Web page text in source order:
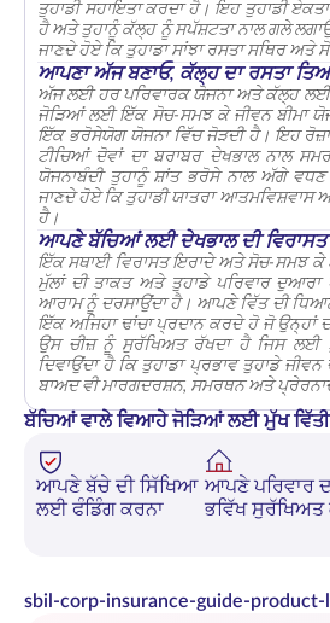
ਤੁਹਾਡੀ ਸਹਾਇਤਾ ਕਰਦਾ ਹੈ। ਇਹ ਤੁਹਾਡੀ
ਹੈ ਅਤੇ ਤੁਹਾਨੂੰ ਕੱਲ੍ਹ ਨੂੰ ਸਪੱਸ਼ਟਤਾ ਨਾਲ ਗਲੇ
ਜਾਣਦੇ ਹੋਏ ਕਿ ਤੁਹਾਡਾ ਸਾਂਝਾ ਰਸਤਾ ਸਥਿਰ
ਆਪਣਾ ਅੱਜ ਬਣਾਓ, ਕੱਲ੍ਹ ਦਾ ਰਸਤਾ
ਅੱਜ ਲਈ ਹਰ ਪਰਿਵਾਰਕ ਯੋਜਨਾ ਅਤੇ ਕੱਲ੍ਹ
ਜੋੜਿਆਂ ਲਈ ਇੱਕ ਸੋਚ-ਸਮਝ ਕੇ ਜੀਵਨ ਬੀਮਾ
ਇੱਕ ਭਰੋਸੇਯੋਗ ਯੋਜਨਾ ਵਿੱਚ ਜੋੜਦੀ ਹੈ। ਇਹ
ਟੀਚਿਆਂ ਦੋਵਾਂ ਦਾ ਬਰਾਬਰ ਦੇਖਭਾਲ ਨਾਲ
ਯੋਜਨਾਬੰਦੀ ਤੁਹਾਨੂੰ ਸ਼ਾਂਤ ਭਰੋਸੇ ਨਾਲ ਅੱਗੇ
ਜਾਣਦੇ ਹੋਏ ਕਿ ਤੁਹਾਡੀ ਯਾਤਰਾ
ਹੈ।
ਆਪਣੇ ਬੱਚਿਆਂ ਲਈ ਦੇਖਭਾਲ ਦੀ ਵਿਰਾਸਤ
ਇੱਕ ਸਥਾਈ ਵਿਰਾਸਤ ਇਰਾਦੇ ਅਤੇ ਸੋਚ-ਸਮਝ ਕੇ
ਮੁੱਲਾਂ ਦੀ ਤਾਕਤ ਅਤੇ ਤੁਹਾਡੇ ਪਰਿਵਾਰ
ਆਰਾਮ ਨੂੰ ਦਰਸਾਉਂਦਾ ਹੈ। ਆਪਣੇ ਵਿੱਤ ਦੀ
ਇੱਕ ਅਜਿਹਾ ਢਾਂਚਾ ਪ੍ਰਦਾਨ ਕਰਦੇ ਹੋ ਜੋ ਉਨ੍ਹਾਂ
ਉਸ ਚੀਜ਼ ਨੂੰ ਸੁਰੱਖਿਅਤ ਰੱਖਦਾ ਹੈ ਜਿਸ ਲਈ
ਦਿਵਾਉਂਦਾ ਹੈ ਕਿ ਤੁਹਾਡਾ ਪ੍ਰਭਾਵ ਤੁਹਾਡੇ
ਬਾਅਦ ਵੀ ਮਾਰਗਦਰਸ਼ਨ, ਸਮਰਥਨ ਅਤੇ
ਬੱਚਿਆਂ ਵਾਲੇ ਵਿਆਹੇ ਜੋੜਿਆਂ ਲਈ ਮੁੱਖ ਵਿੱਤੀ
ਆਪਣੇ ਬੱਚੇ ਦੀ ਸਿੱਖਿਆ
ਲਈ ਫੰਡਿੰਗ ਕਰਨਾ
ਆਪਣੇ ਪਰਿਵਾਰ
ਭਵਿੱਖ ਸੁਰੱਖਿਅਤ
sbil-corp-insurance-guide-